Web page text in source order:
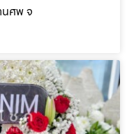
นศพ จ